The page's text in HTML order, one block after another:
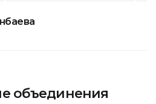
объединения